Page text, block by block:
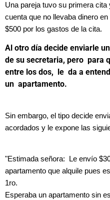
Una pareja tuvo su primera
cuenta que no llevaba dinero
$500 por los gastos de la cita.
Al otro día decide enviarle
de su secretaria, pero para
entre los dos, le da a
un apartamento.
Sin embargo, el tipo decide
acordados y le expone las
"Estimada señora: Le envío
apartamento que alquile pues
1ro.
Esperaba un apartamento sin